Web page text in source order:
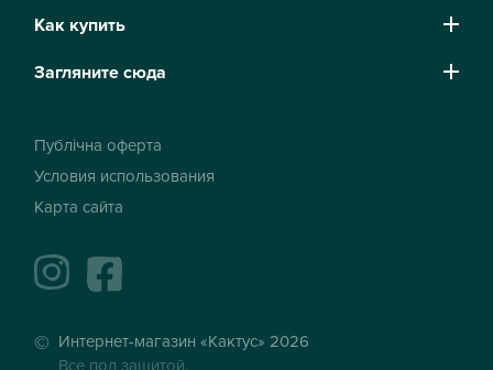
Как купить
Загляните сюда
Публічна оферта
Условия использования
Карта сайта
instagramfacebook
Интернет-магазин «Кактус» 2026
Все под защитой.